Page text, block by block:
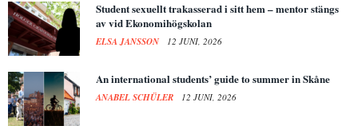
Student sexuellt trakasserad i sitt hem – mentor stängs
av vid Ekonomihögskolan
ELSA JANSSON 12 JUNI, 2026
An international students’ guide to summer in Skåne
ANABEL SCHÜLER 12 JUNI, 2026